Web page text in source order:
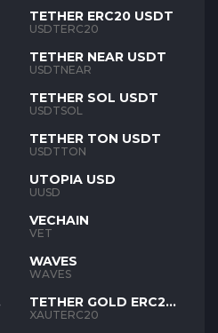
TETHER ERC20 USDT
USDTERC20
TETHER NEAR USDT
USDTNEAR
TETHER SOL USDT
USDTSOL
TETHER TON USDT
USDTTON
UTOPIA USD
UUSD
VECHAIN
VET
WAVES
WAVES
TETHER GOLD ERC20
XAUT
XAUTERC20